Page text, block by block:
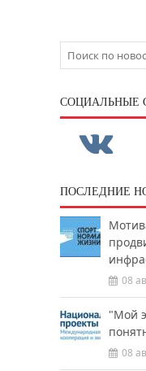
CОЦИАЛЬНЫЕ
ПОСЛЕДНИЕ
08
"Мой
08